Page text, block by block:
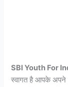
SBI Youth For
स्वागत है आपके अपने